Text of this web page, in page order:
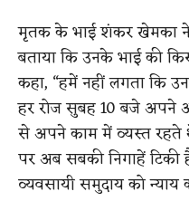
मृतक के भाई शंकर खेमका
बताया कि उनके भाई की
कहा, “हमें नहीं लगता कि
हर रोज सुबह 10 बजे
से अपने काम में व्यस्त रहते
पर अब सबकी निगाहें
व्यवसायी समुदाय को न्याय